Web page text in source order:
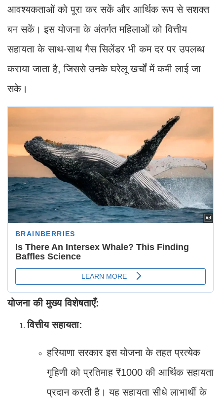
आवश्यकताओं को पूरा कर सकें और आर्थिक रूप से सशक्त
बन सकें। इस योजना के अंतर्गत महिलाओं को वित्तीय
सहायता के साथ-साथ गैस सिलेंडर भी कम दर पर उपलब्ध
कराया जाता है, जिससे उनके घरेलू खर्चों में कमी लाई जा
सके।
योजना की मुख्य विशेषताएँ:
वित्तीय सहायता:
हरियाणा सरकार इस योजना के तहत प्रत्येक
गृहिणी को प्रतिमाह ₹1000 की आर्थिक सहायता
प्रदान करती है। यह सहायता सीधे लाभार्थी के